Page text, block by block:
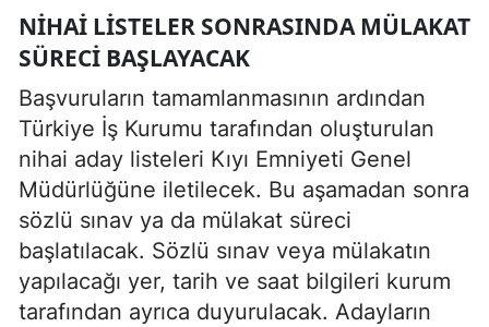
NIHAI LISTELER SONRASINDA MÜLAKAT
SÜRECI BAŞLAYACAK
Başvuruların tamamlanmasının ardından
Türkiye İş Kurumu tarafından oluşturulan
nihai aday listeleri Kıyı Emniyeti Genel
Müdürlüğüne iletilecek. Bu aşamadan sonra
sözlü sınav ya da mülakat süreci
başlatılacak. Sözlü sınav veya mülakatın
yapılacağı yer, tarih ve saat bilgileri kurum
tarafından ayrıca duyurulacak. Adayların